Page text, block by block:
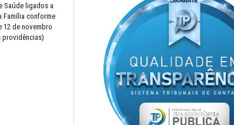
Saúde ligados a
Família conforme
12 de novembro
providências)